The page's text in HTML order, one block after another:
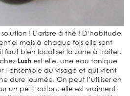
! L’arbre à thé ! D’habitude
mais à chaque fois elle sent
faut bien localiser la zone à traiter.
Lushest elle, une eau tonique
l’ensemble du visage et qui vient
dure journée. On peut l’utiliser en
un petit coton, elle est vraiment